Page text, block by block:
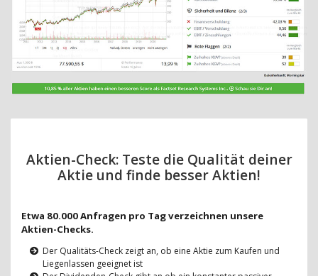
Aktien-Check: Teste die Qualität deiner
Aktie und finde besser Aktien!
Etwa 80.000 Anfragen pro Tag verzeichnen unsere
Aktien-Checks.
Der Qualitäts-Check zeigt an, ob eine Aktie zum Kaufen und
Liegenlassen geeignet ist